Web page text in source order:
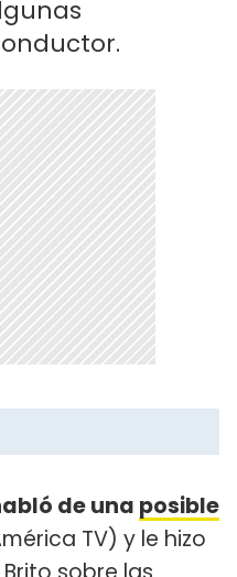
de una posible
TV) y le hizo